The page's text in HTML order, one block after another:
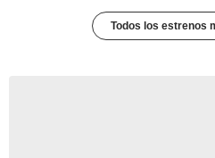
Todos los estrenos